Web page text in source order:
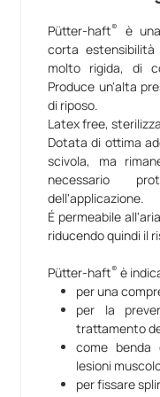
Pütter-haft®
è
corta
molto rigida, di
Produce un'alta
di riposo.
Latex free,
Dotata di ottima
scivola, ma
necessario
dell'applicazione.
É permeabile
riducendo quindi il
Pütter-haft® è
per una
per la
trattamento
come benda
lesioni
per fissare